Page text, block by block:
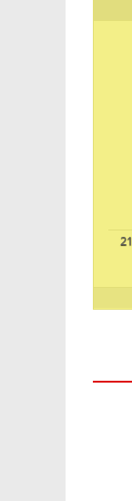
21